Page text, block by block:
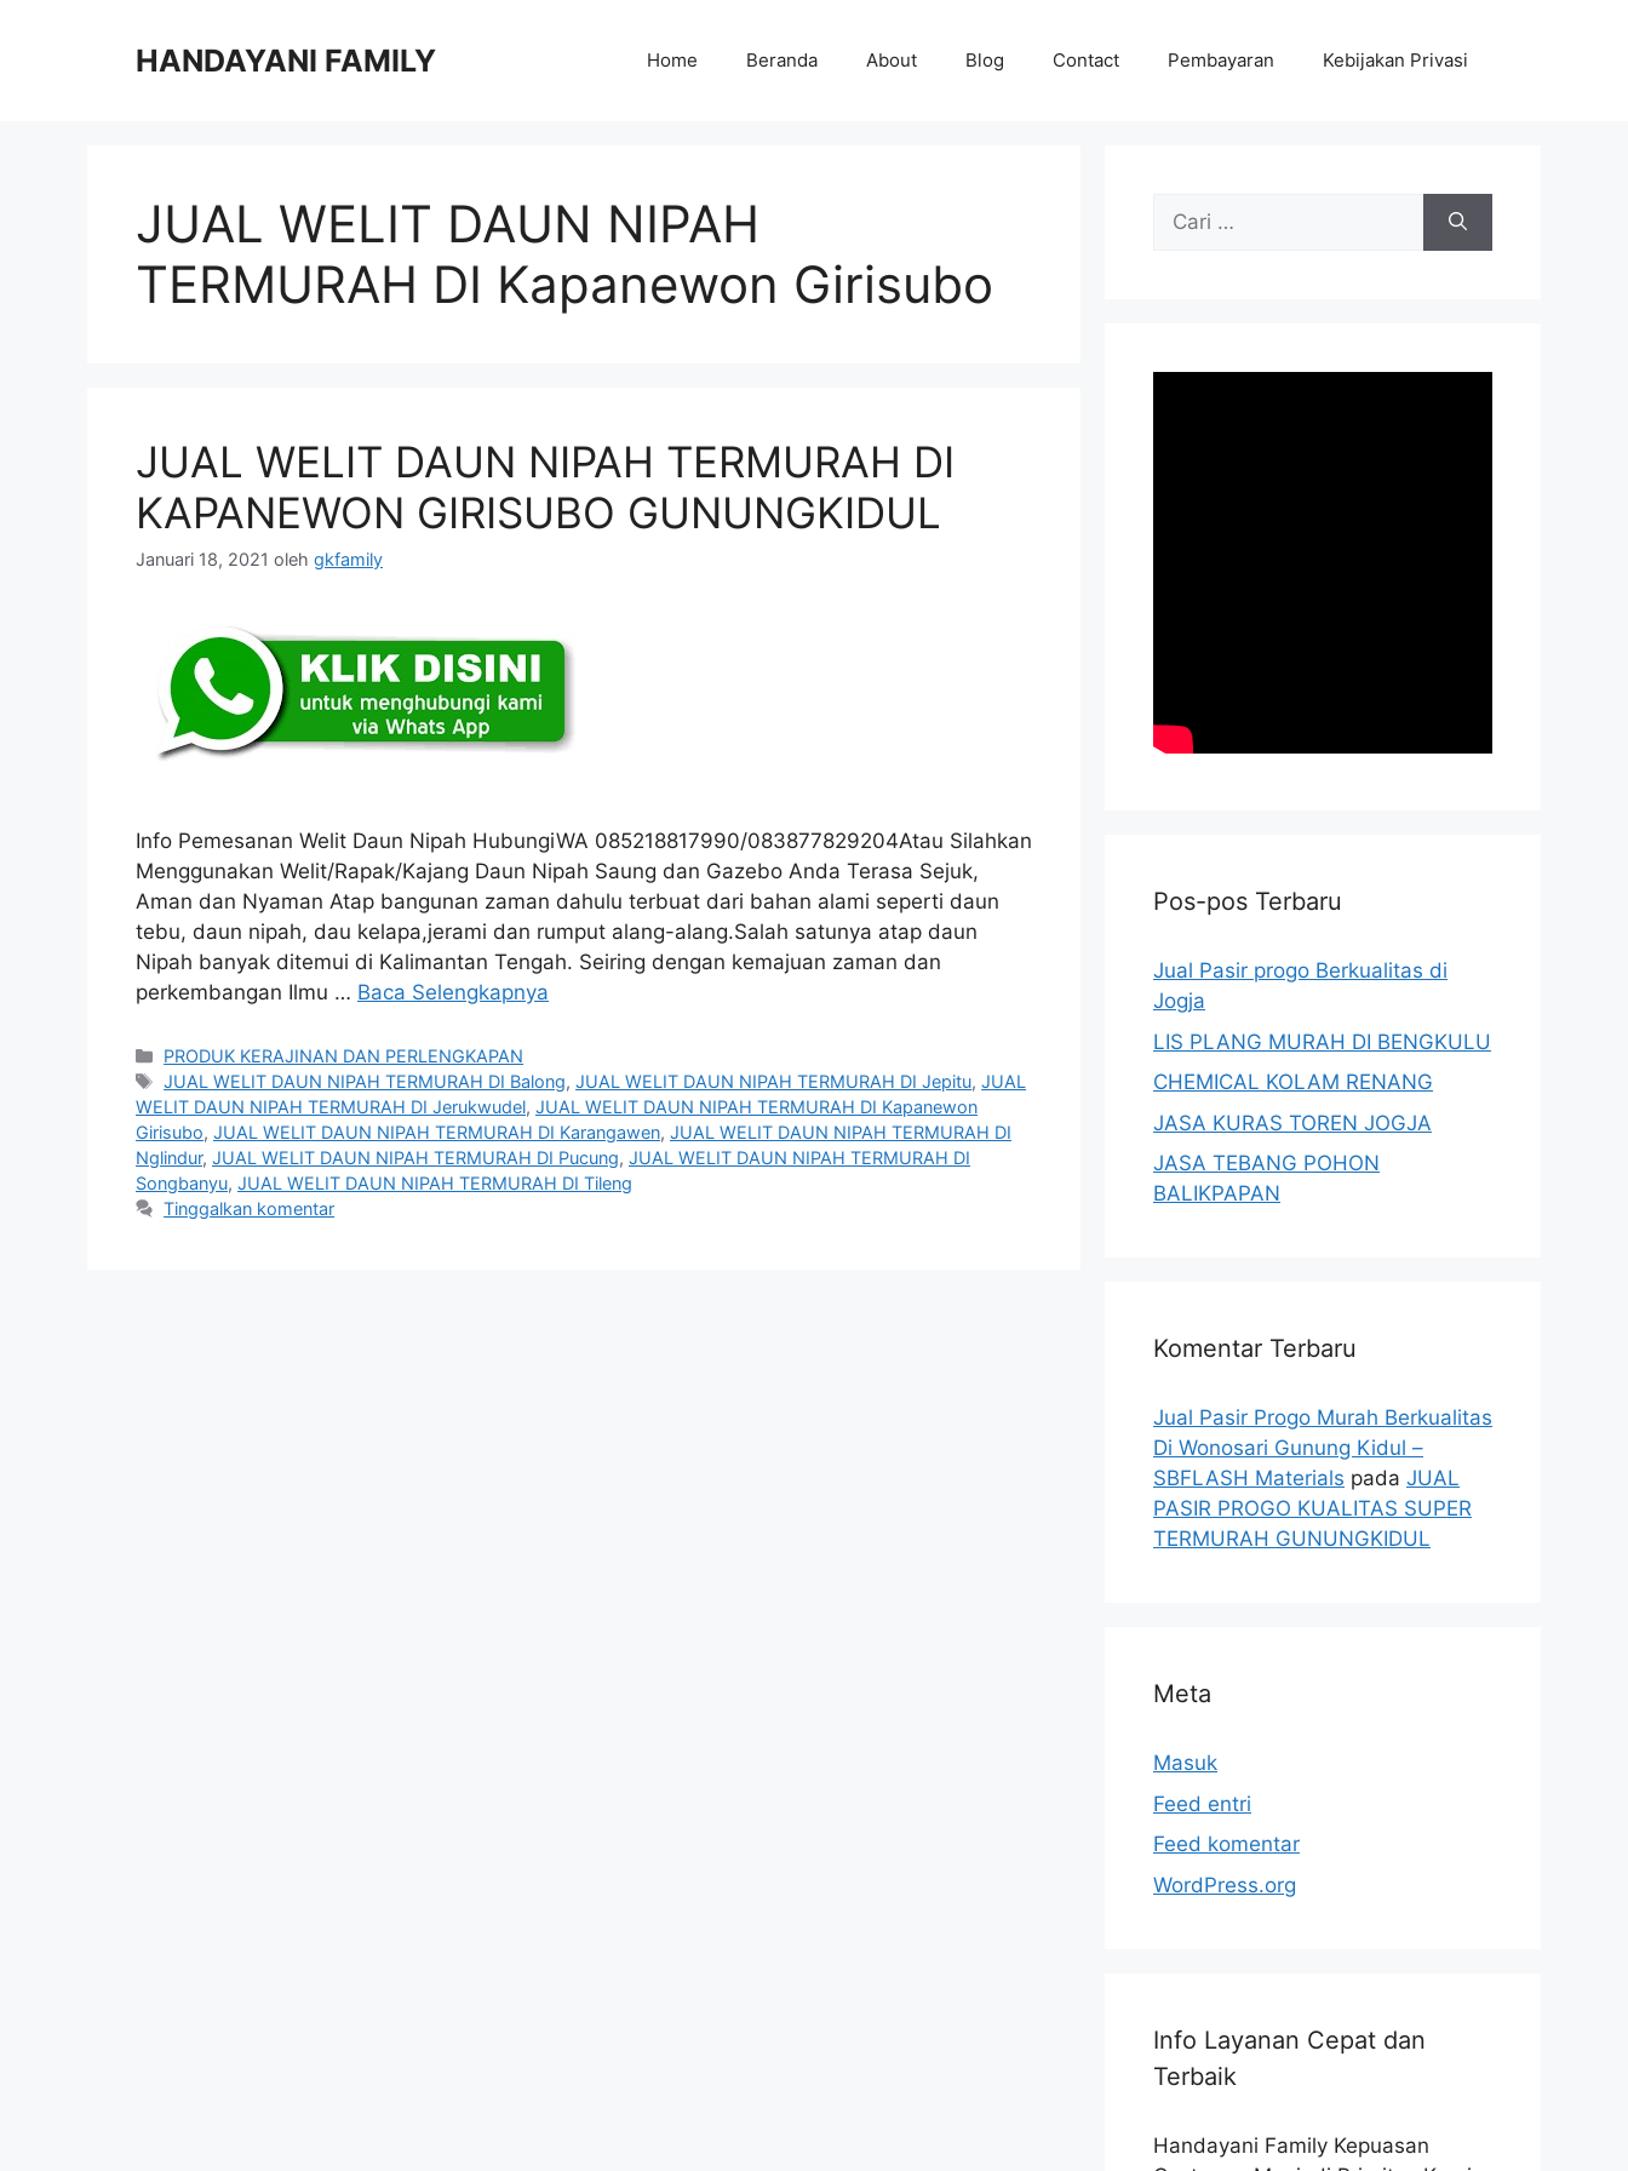
HANDAYANI FAMILY Home Beranda About Blog Contact Pembayaran Kebijakan Privasi
JUAL WELIT DAUN NIPAH
TERMURAH DI Kapanewon Girisubo
JUAL WELIT DAUN NIPAH TERMURAH DI
KAPANEWON GIRISUBO GUNUNGKIDUL
Januari 18, 2021 oleh gkfamily
Info Pemesanan Welit Daun Nipah HubungiWA 085218817990/083877829204Atau Silahkan
Menggunakan Welit/Rapak/Kajang Daun Nipah Saung dan Gazebo Anda Terasa Sejuk,
Aman dan Nyaman Atap bangunan zaman dahulu terbuat dari bahan alami seperti daun
tebu, daun nipah, dau kelapa,jerami dan rumput alang-alang.Salah satunya atap daun
Nipah banyak ditemui di Kalimantan Tengah. Seiring dengan kemajuan zaman dan
perkembangan Ilmu … Baca Selengkapnya
Kategori
PRODUK KERAJINAN DAN PERLENGKAPAN
Tag
JUAL WELIT DAUN NIPAH TERMURAH DI Balong,JUAL WELIT DAUN NIPAH TERMURAH DI Jepitu,JUAL
WELIT DAUN NIPAH TERMURAH DI Jerukwudel, JUAL WELIT DAUN NIPAH TERMURAH DI Kapanewon
Girisubo, JUAL WELIT DAUN NIPAH TERMURAH DI Karangawen, JUAL WELIT DAUN NIPAH TERMURAH DI
Nglindur, JUAL WELIT DAUN NIPAH TERMURAH DI Pucung, JUAL WELIT DAUN NIPAH TERMURAH DI
Songbanyu, JUAL WELIT DAUN NIPAH TERMURAH DI Tileng
Tinggalkan komentar
Cari
Pos-pos Terbaru
Jual Pasir progo Berkualitas di
Jogja
LIS PLANG MURAH DI BENGKULU
CHEMICAL KOLAM RENANG
JASA KURAS TOREN JOGJA
JASA TEBANG POHON
BALIKPAPAN
Komentar Terbaru
Jual Pasir Progo Murah Berkualitas
Di Wonosari Gunung Kidul –
SBFLASH Materials pada JUAL
PASIR PROGO KUALITAS SUPER
TERMURAH GUNUNGKIDUL
Meta
Masuk
Feed entri
Feed komentar
WordPress.org
Info Layanan Cepat dan
Terbaik
Handayani Family Kepuasan